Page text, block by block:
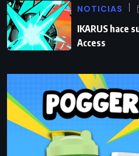
NOTICIAS
IKARUS hace
Access